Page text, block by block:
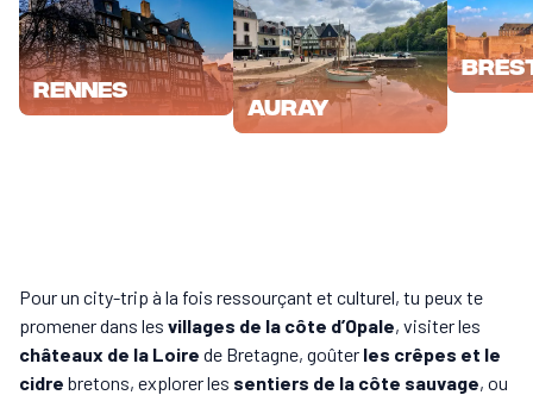
Rennes
Auray
Pour un city-trip à la fois ressourçant et culturel, tu peux te
promener dans les villages de la côte d’Opale, visiter les
châteaux de la Loire de Bretagne, goûter les crêpes et le
cidre bretons, explorer les sentiers de la côte sauvage, ou